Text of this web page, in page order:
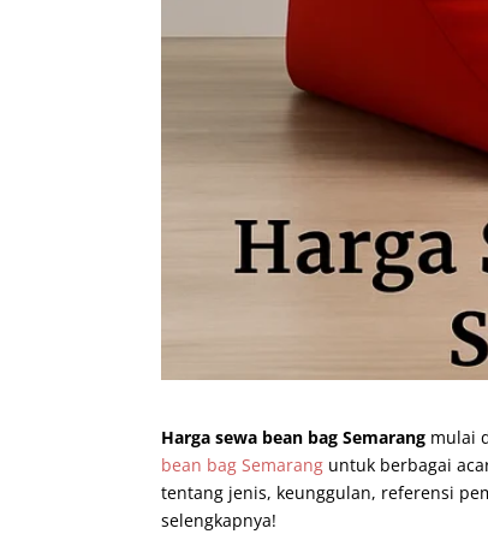
Harga sewa bean bag Semarang mulai
bean bag Semarang untuk berbagai
tentang jenis, keunggulan, referensi
selengkapnya!